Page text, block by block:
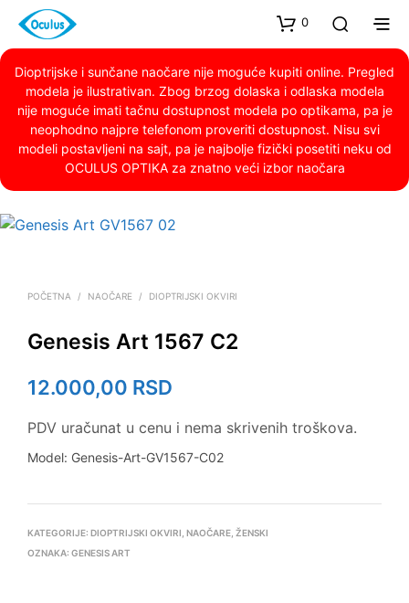
0
Dioptrijske i sunčane naočare nije moguće kupiti online. Pregled
modela je ilustrativan. Zbog brzog dolaska i odlaska modela
nije moguće imati tačnu dostupnost modela po optikama, pa je
neophodno najpre telefonom proveriti dostupnost. Nisu svi
modeli postavljeni na sajt, pa je najbolje fizički posetiti neku od
OCULUS OPTIKA za znatno veći izbor naočara
POČETNA / NAOČARE / DIOPTRIJSKI OKVIRI
Genesis Art 1567 C2
12.000,00 RSD
PDV uračunat u cenu i nema skrivenih troškova.
Model: Genesis-Art-GV1567-C02
KATEGORIJE: DIOPTRIJSKI OKVIRI NAOČARE ŽENSKI
OZNAKA: GENESIS ART